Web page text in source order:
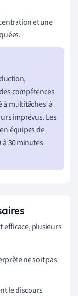
et une
compétences
à multitâches, à
imprévus. Les
équipes de
à 30 minutes
efficace, plusieurs
ne soit pas
le discours